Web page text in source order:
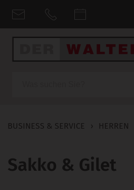
BUSINESS & SERVICE › HERREN
Sakko & Gilet